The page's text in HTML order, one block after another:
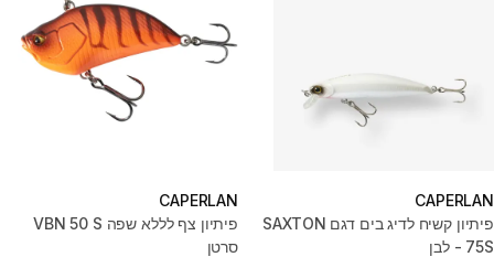
CAPERLAN
פיתיון קשיח לדיג בים דגם SAXTON
75S - לבן
CAPERLAN
פיתיון צף לללא שפה VBN 50 S
סרטן